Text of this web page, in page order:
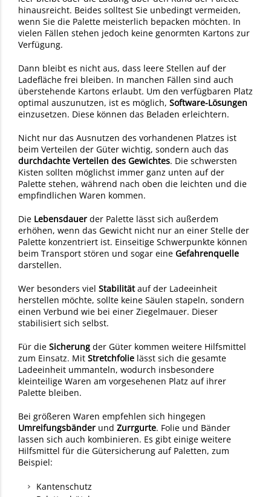
hinausreicht. Beides solltest Sie unbedingt vermeiden,
wenn Sie die Palette meisterlich bepacken möchten. In
vielen Fällen stehen jedoch keine genormten Kartons zur
Verfügung.
Dann bleibt es nicht aus, dass leere Stellen auf der
Ladefläche frei bleiben. In manchen Fällen sind auch
überstehende Kartons erlaubt. Um den verfügbaren Platz
optimal auszunutzen, ist es möglich, Software-Lösungen
einzusetzen. Diese können das Beladen erleichtern.
Nicht nur das Ausnutzen des vorhandenen Platzes ist
beim Verteilen der Güter wichtig, sondern auch das
durchdachte Verteilen des Gewichtes. Die schwersten
Kisten sollten möglichst immer ganz unten auf der
Palette stehen, während nach oben die leichten und die
empfindlichen Waren kommen.
Die Lebensdauer der Palette lässt sich außerdem
erhöhen, wenn das Gewicht nicht nur an einer Stelle der
Palette konzentriert ist. Einseitige Schwerpunkte können
beim Transport stören und sogar eine Gefahrenquelle
darstellen.
Wer besonders viel Stabilitätauf der Ladeeinheit
herstellen möchte, sollte keine Säulen stapeln, sondern
einen Verbund wie bei einer Ziegelmauer. Dieser
stabilisiert sich selbst.
Für die Sicherung der Güter kommen weitere Hilfsmittel
zum Einsatz. Mit Stretchfolie lässt sich die gesamte
Ladeeinheit ummanteln, wodurch insbesondere
kleinteilige Waren am vorgesehenen Platz auf ihrer
Palette bleiben.
Bei größeren Waren empfehlen sich hingegen
Umreifungsbänder und Zurrgurte. Folie und Bänder
lassen sich auch kombinieren. Es gibt einige weitere
Hilfsmittel für die Gütersicherung auf Paletten, zum
Beispiel:
Kantenschutz